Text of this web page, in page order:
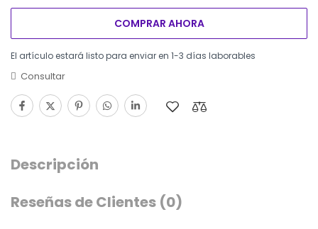
COMPRAR AHORA
El artículo estará listo para enviar en 1-3 días laborables
Consultar
Descripción
Reseñas de Clientes (0)